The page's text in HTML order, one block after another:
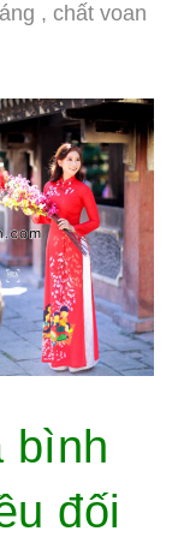
, chất voan
bình
đối